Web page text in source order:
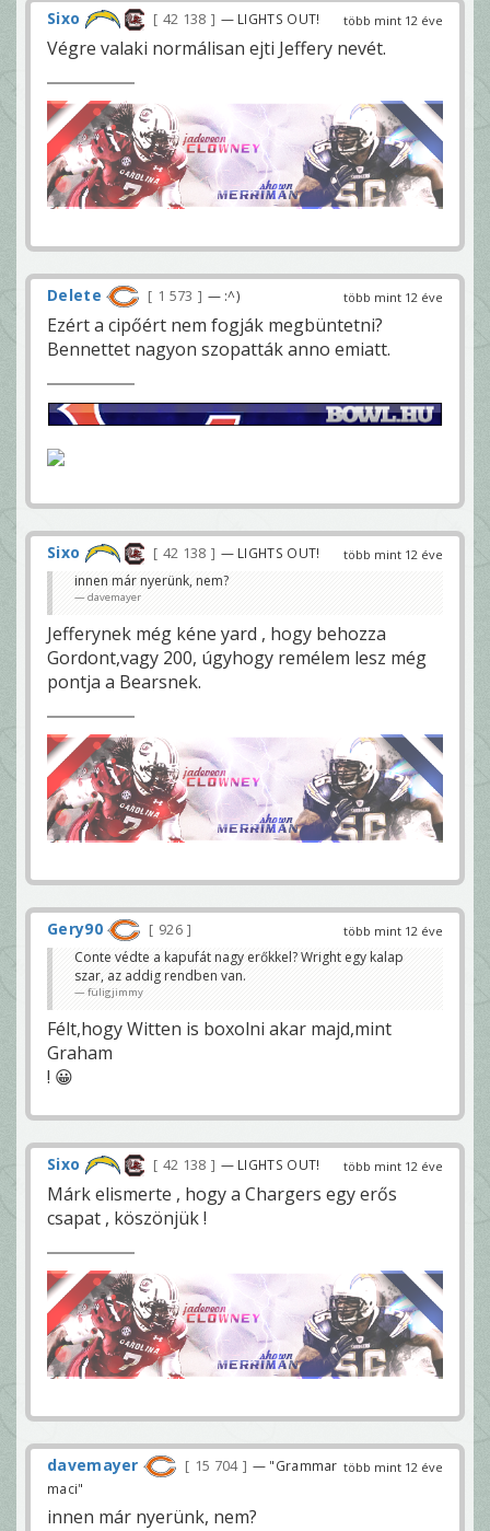
több mint 12 éve
Sixo 42 138 — LIGHTS OUT!
Végre valaki normálisan ejti Jeffery nevét.
több mint 12 éve
Delete 1 573 — :^)
Ezért a cipőért nem fogják megbüntetni?
Bennettet nagyon szopatták anno emiatt.
több mint 12 éve
Sixo 42 138 — LIGHTS OUT!
innen már nyerünk, nem?
davemayer
Jefferynek még kéne yard , hogy behozza
Gordont,vagy 200, úgyhogy remélem lesz még
pontja a Bearsnek.
több mint 12 éve
Gery90
926
Conte védte a kapufát nagy erőkkel? Wright egy kalap
szar, az addig rendben van.
füligjimmy
Félt,hogy Witten is boxolni akar majd,mint
Graham
! 😀
több mint 12 éve
Sixo 42 138 — LIGHTS OUT!
Márk elismerte , hogy a Chargers egy erős
csapat , köszönjük !
több mint 12 éve
davemayer 15 704
— "Grammar
maci"
innen már nyerünk, nem?